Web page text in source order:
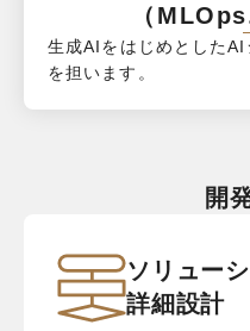
（
生成AIをはじめとした
を担います。
開
ソリュー
詳細設計